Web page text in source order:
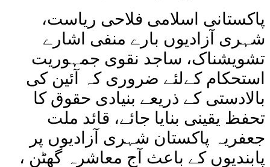
پاکستانی اسلامی فلاحی ریاست،
شہری آزادیوں بارے منفی اشارے
تشویشناک، ساجد نقوی جمہوریت
استحکام کےلئے ضروری کہ آئین کی
بالادستی کے ذریعے بنیادی حقوق کا
تحفظ یقینی بنایا جائے، قائد ملت
جعفریہ پاکستان شہری آزادیوں پر
پابندیوں کے باعث آج معاشرہ گھٹن ،